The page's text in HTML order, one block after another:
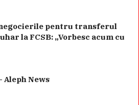
pentru transferul
la FCSB: „Vorbesc acum cu
Aleph News